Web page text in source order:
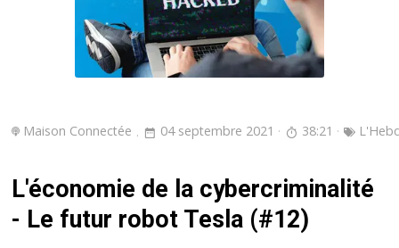
Maison Connectée 04 septembre 2021 38:21
L'économie de la cybercriminalité
- Le futur robot Tesla (#12)